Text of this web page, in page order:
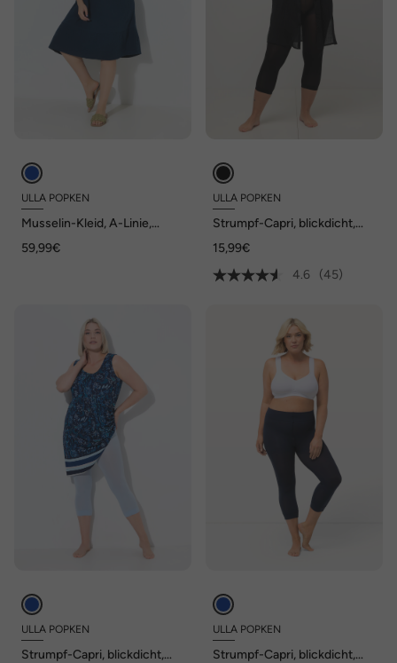
ULLA POPKEN
Musselin-Kleid, A-Linie,
59,99€
ULLA POPKEN
Strumpf-Capri, blickdicht,
den
15,99€
4.6
(45)
ULLA POPKEN
Strumpf-Capri, blickdicht,
ULLA POPKEN
Strumpf-Capri, blickdicht,